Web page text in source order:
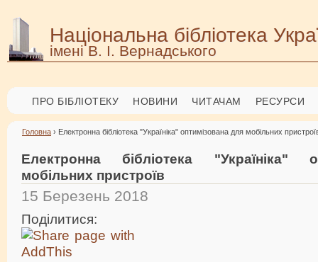
Національна бібліотека
імені В. І. Вернадського
ПРО БІБЛІОТЕКУ НОВИНИ ЧИТАЧАМ РЕСУРСИ
Головна › Електронна бібліотека "Україніка" оптимізована для мобільних
Електронна бібліотека "Україніка"
мобільних пристроїв
15 Березень 2018
Поділитися: